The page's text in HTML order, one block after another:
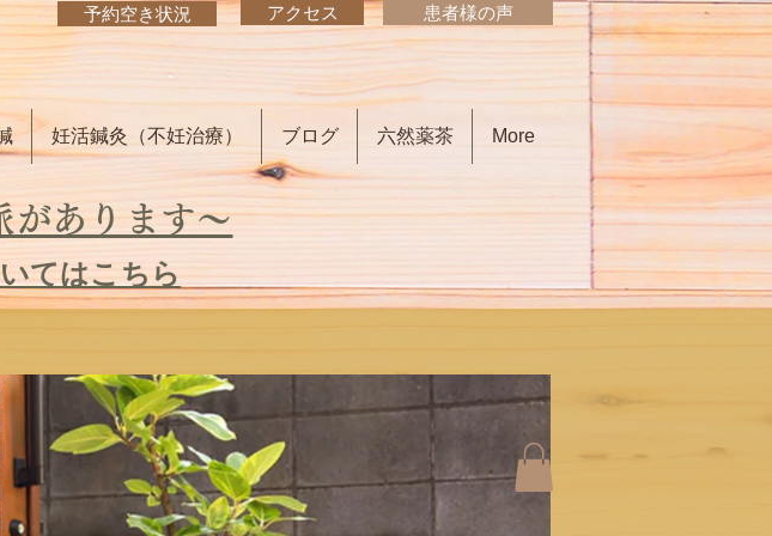
予約空き状況 アクセス 患者様の声
妊活鍼灸（不妊治療） ブログ 六然薬茶 More
があります～
てはこちら